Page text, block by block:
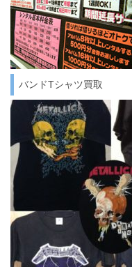
バンドTシャツ買取